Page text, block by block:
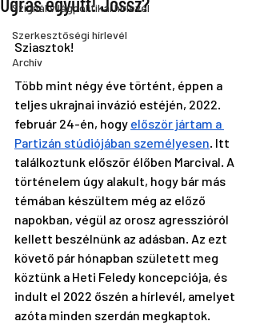
Szignál világpolitikai hírlevél
Szerkesztőségi hírlevél
Archív
Sziasztok!
Több mint négy éve történt, éppen a
teljes ukrajnai invázió estéjén, 2022.
február 24-én, hogy először jártam a
Partizán stúdiójában személyesen . Itt
találkoztunk először élőben Marcival. A
történelem úgy alakult, hogy bár más
témában készültem még az előző
napokban, végül az orosz agresszióról
kellett beszélnünk az adásban. Az ezt
követő pár hónapban született meg
köztünk a Heti Feledy koncepciója, és
indult el 2022 őszén a hírlevél, amelyet
azóta minden szerdán megkaptok.